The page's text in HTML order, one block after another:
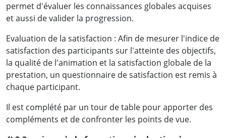
permet d'évaluer les connaissances globales acquises
et aussi de valider la progression.
Evaluation de la satisfaction : Afin de mesurer l'indice de
satisfaction des participants sur l'atteinte des objectifs,
la qualité de l'animation et la satisfaction globale de la
prestation, un questionnaire de satisfaction est remis à
chaque participant.
Il est complété par un tour de table pour apporter des
compléments et de confronter les points de vue.
« Désormais, je serai plus efficace dans la
préparation, l'organisation et la tenue des
assemblées, avec la communication qui va avec.
J'espère que les prochaines formations que
même niveau de technicité (Expertise, maitrise
du sujet par les intervenants) »